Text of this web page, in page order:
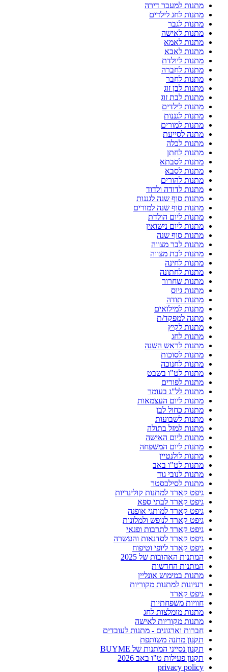
מתנות למעבר דירה
מתנות לחג לילדים
מתנות לגבר
מתנות לאישה
מתנות לאמא
מתנות לאבא
מתנות ליולדת
מתנות לחברה
מתנות לחבר
מתנות לבן זוג
מתנות לבת זוג
מתנות לילדים
מתנות לגננות
מתנות למורים
מתנה לסייעת
מתנות לכלה
מתנות לחתן
מתנות לסבתא
מתנות לסבא
מתנות להורים
מתנות לדודה ולדוד
מתנות סוף שנה לגננות
מתנות סוף שנה למורים
מתנות ליום הולדת
מתנות ליום נישואין
מתנות סוף שנה
מתנות לבר מצווה
מתנות לבת מצווה
מתנות לחינה
מתנות לחתונה
מתנות שחרור
מתנות גיוס
מתנות תודה
מתנות למילואים
מתנה למפקד/ת
מתנות לקיץ
מתנות לחג
מתנות לראש השנה
מתנות לסוכות
מתנות לחנוכה
מתנות לט"ו בשבט
מתנות לפורים
מתנות לל"ג בעומר
מתנות ליום העצמאות
מתנות כחול לבן
מתנות לשבועות
מתנות למזל בתולה
מתנות ליום האישה
מתנות ליום המשפחה
מתנות לולנטיין
מתנות לט"ו באב
מתנות לנובי גוד
מתנות לסילבסטר
גיפט קארד למתנות קולינריות
גיפט קארד לבתי ספא
גיפט קארד למותגי אופנה
גיפט קארד לנופש ולמלונות
גיפט קארד לתרבות ופנאי
גיפט קארד לסדנאות והעשרה
גיפט קארד ליופי וטיפוח
המתנות האהובות של 2025
המתנות החדשות
מתנות במימוש אונליין
רעיונות למתנות מקוריות
גיפט קארד
חוויות משפחתיות
מתנות מומלצות לחג
מתנות מקוריות לאישה
חברות וארגונים - מתנות לעובדים
תקנון מתנה משותפת
תקנון נסייני המתנות של BUYME
תקנון פעילות ט"ו באב 2026
privacy policy